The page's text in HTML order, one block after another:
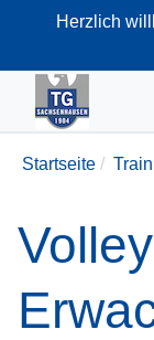
Herzlich
Startseite